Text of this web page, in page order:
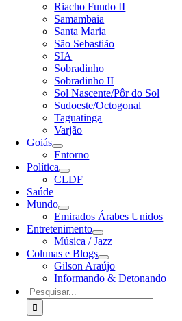
Riacho Fundo II
Samambaia
Santa Maria
São Sebastião
SIA
Sobradinho
Sobradinho II
Sol Nascente/Pôr do Sol
Sudoeste/Octogonal
Taguatinga
Varjão
Goiás
Entorno
Política
CLDF
Saúde
Mundo
Emirados Árabes Unidos
Entretenimento
Música / Jazz
Colunas e Blogs
Gilson Araújo
Informando & Detonando
Buscar
resultados
para: